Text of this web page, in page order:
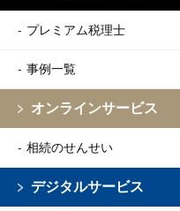
プレミアム税理士
事例一覧
オンラインサービス
相続のせんせい
デジタルサービス